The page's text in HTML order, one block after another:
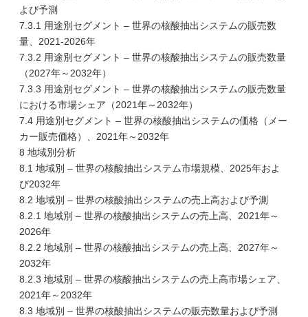
よび予測
7.3.1 用途別セグメント – 世界の核酸抽出システムの販売数
量、2021-2026年
7.3.2 用途別セグメント – 世界の核酸抽出システムの販売数量
（2027年～2032年）
7.3.3 用途別セグメント – 世界の核酸抽出システムの販売数量
における市場シェア（2021年～2032年）
7.4 用途別セグメント – 世界の核酸抽出システムの価格（メー
カー販売価格）、2021年～2032年
8 地域別分析
8.1 地域別 – 世界の核酸抽出システム市場規模、2025年およ
び2032年
8.2 地域別 – 世界の核酸抽出システムの売上高および予測
8.2.1 地域別 – 世界の核酸抽出システムの売上高、2021年～
2026年
8.2.2 地域別 – 世界の核酸抽出システムの売上高、2027年～
2032年
8.2.3 地域別 – 世界の核酸抽出システムの売上高市場シェア、
2021年～2032年
8.3 地域別 – 世界の核酸抽出システムの販売数量および予測